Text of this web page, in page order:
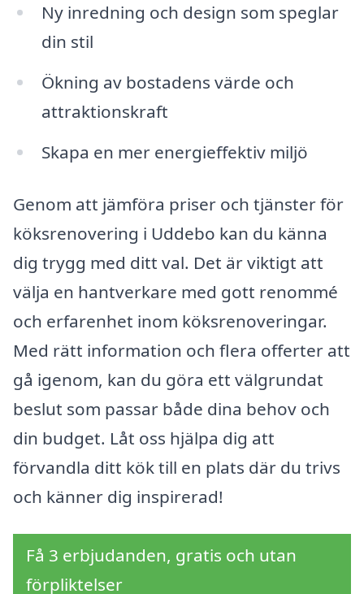
Ny inredning och design som speglar
din stil
Ökning av bostadens värde och
attraktionskraft
Skapa en mer energieffektiv miljö
Genom att jämföra priser och tjänster för
köksrenovering i Uddebo kan du känna
dig trygg med ditt val. Det är viktigt att
välja en hantverkare med gott renommé
och erfarenhet inom köksrenoveringar.
Med rätt information och flera offerter att
gå igenom, kan du göra ett välgrundat
beslut som passar både dina behov och
din budget. Låt oss hjälpa dig att
förvandla ditt kök till en plats där du trivs
och känner dig inspirerad!
Få 3 erbjudanden, gratis och utan
förpliktelser